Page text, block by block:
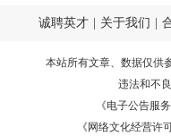
诚聘英才 关于我们
本站所有文章、数据仅供
违法和不
《电子公告服务
《网络文化经营许